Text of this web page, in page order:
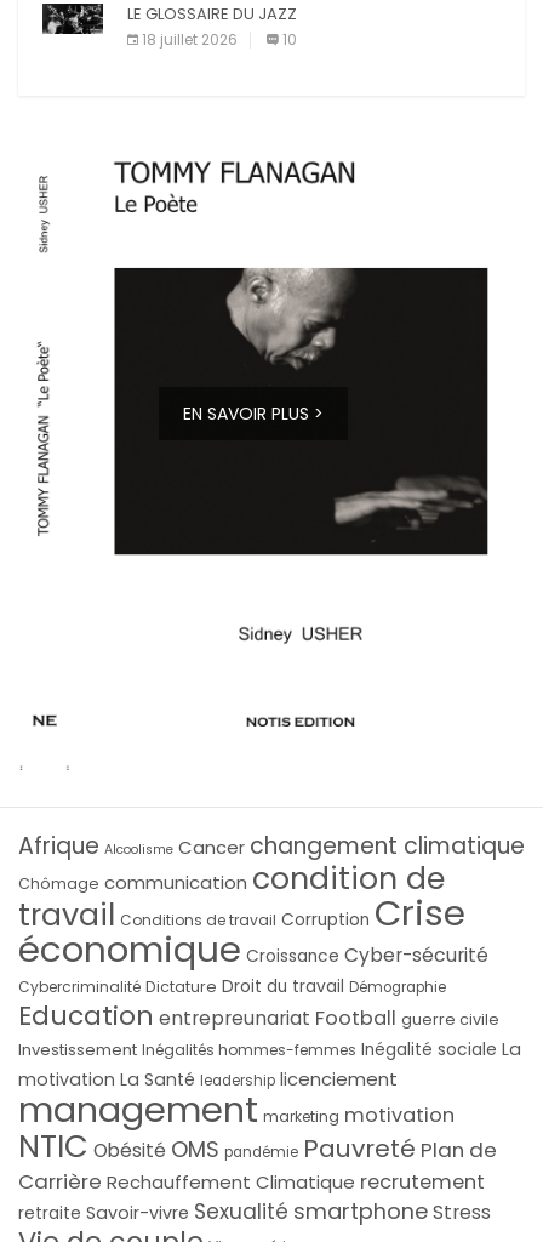
LE GLOSSAIRE DU JAZZ
18 juillet 2026 10
EN SAVOIR PLUS >
Afrique Alcoolisme Cancer changement climatique
Chômage communication condition de
travail Conditions de travail Corruption Crise
économique Croissance Cyber-sécurité
Cybercriminalité Dictature Droit du travail Démographie
Education entrepreunariat Football guerre civile
Investissement Inégalités hommes-femmes Inégalité sociale La
motivation La Santé leadership licenciement
management marketing motivation
NTIC Obésité OMS pandémie Pauvreté Plan de
Carrière Rechauffement Climatique recrutement
retraite Savoir-vivre Sexualité smartphoneStress